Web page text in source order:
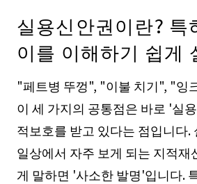
실용신안권이란? 특
이를 이해하기 쉽게
"페트병 뚜껑", "이불 치기", "잉
이 세 가지의 공통점은 바로 '실
적보호를 받고 있다는 점입니다.
일상에서 자주 보게 되는 지적재
게 말하면 '사소한 발명'입니다.